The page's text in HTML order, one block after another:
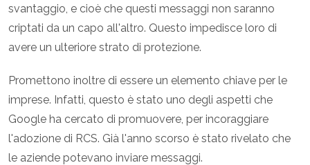
svantaggio, e cioè che questi messaggi non saranno
criptati da un capo all'altro. Questo impedisce loro di
avere un ulteriore strato di protezione.
Promettono inoltre di essere un elemento chiave per le
imprese. Infatti, questo è stato uno degli aspetti che
Google ha cercato di promuovere, per incoraggiare
l'adozione di RCS. Già l'anno scorso è stato rivelato che
le aziende potevano inviare messaggi.